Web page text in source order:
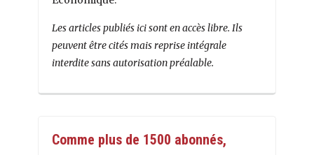
Les articles publiés ici sont en accès libre. Ils
peuvent être cités mais reprise intégrale
interdite sans autorisation préalable.
Comme plus de 1500 abonnés,